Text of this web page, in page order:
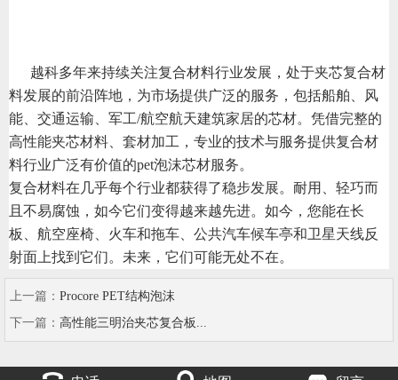
越科多年来持续关注复合材料行业发展，处于夹芯复合材
料发展的前沿阵地，为市场提供广泛的服务，包括船舶、风
能、交通运输、军工/航空航天建筑家居的芯材。凭借完整的
高性能夹芯材料、套材加工，专业的技术与服务提供复合材
料行业广泛有价值的pet泡沫芯材服务。
复合材料在几乎每个行业都获得了稳步发展。耐用、轻巧而
且不易腐蚀，如今它们变得越来越先进。如今，您能在长
板、航空座椅、火车和拖车、公共汽车候车亭和卫星天线反
射面上找到它们。未来，它们可能无处不在。
上一篇： Procore PET结构泡沫
下一篇： 高性能三明治夹芯复合板...